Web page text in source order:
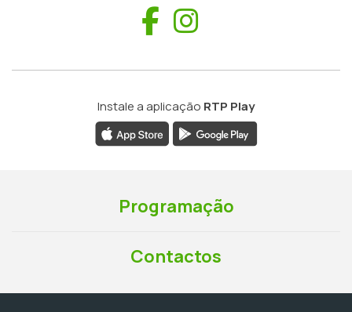
Facebook
Instale a aplicação RTP Play
Programação
Contactos